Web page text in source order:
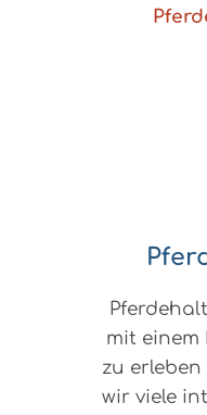
mit einem
zu
wir viele